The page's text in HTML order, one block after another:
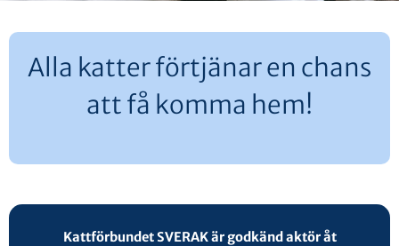
Alla katter förtjänar en chans
att få komma hem!
Kattförbundet SVERAK är godkänd aktör åt